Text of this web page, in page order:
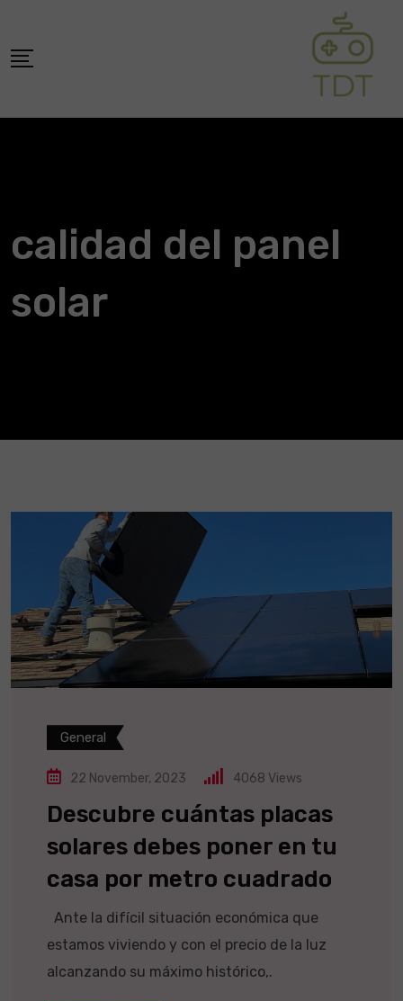
content
calidad del panel
solar
General
22 November, 2023 4068 Views
Descubre cuántas placas
solares debes poner en tu
casa por metro cuadrado
Ante la difícil situación económica que
estamos viviendo y con el precio de la luz
alcanzando su máximo histórico,.